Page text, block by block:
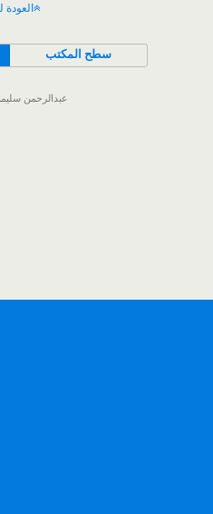
العودة
سطح المكتب
عبدالرحمن